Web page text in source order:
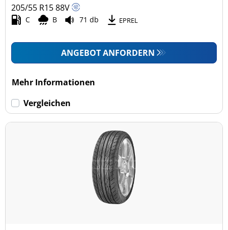
205/55 R1588V
C B 71 db EPREL
ANGEBOT ANFORDERN
Mehr Informationen
Vergleichen